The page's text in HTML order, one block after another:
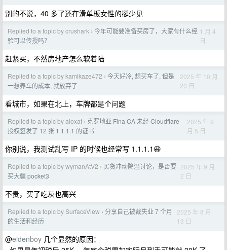
别的不说，40 多了还在滑单板女性的挺少见
Replied to a topic by crushark › 今年可能要准备买房了，大家有什么经
验可以传授吗？
1 月 4
日
赶紧买，不然房地产怎么软着陆
Replied to a topic by kamikaze472 › 今天好冷, 想买车了, 但是
一想养车的成本, 就放弃了
2025 年 10 月
20 日
看城市，如果在北上，车牌都是个问题
Replied to a topic by aloxaf › 克罗地亚 Fina CA 未经 Cloudflare
授权签发了 12 张 1.1.1.1 的证书
2025 年 9
月 5 日
你别说，我测试乱写 IP 的时候也经常写 1.1.1.1😆
Replied to a topic by wymanAtV2 › 买货冲动降温讨论，是否要
买大疆 pocket3
2025 年 9 月
2 日
不贵，买了吃灰也高兴
Replied to a topic by SurfaceView › 分享自己被裁失业 7 个月
的生活和经历
2025 年 8 月
13 日
@eldenboy 几个显然的原因：